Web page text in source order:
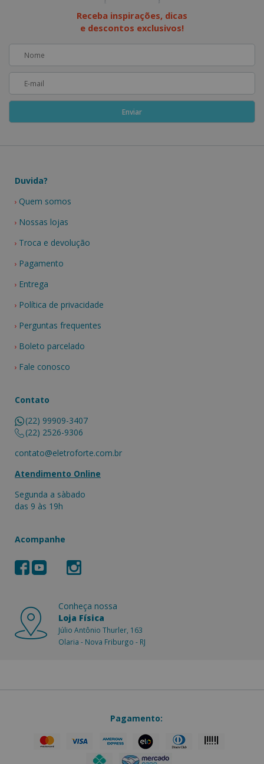
Receba inspirações, dicas
e descontos exclusivos!
Duvida?
Quem somos
Nossas lojas
Troca e devolução
Pagamento
Entrega
Política de privacidade
Perguntas frequentes
Boleto parcelado
Fale conosco
Contato
(22) 99909-3407
(22) 2526-9306
contato@eletroforte.com.br
Atendimento Online
Segunda a sàbado
das 9 às 19h
Acompanhe
Conheça nossa
Loja Física
Júlio Antônio Thurler, 163
Olaria - Nova Friburgo - RJ
Pagamento: